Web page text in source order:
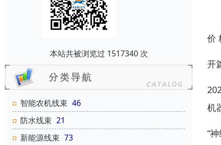
本站共被浏览过 1517340 次
智能农机线束 46
防水线束 21
新能源线束 73
价
开
机
“